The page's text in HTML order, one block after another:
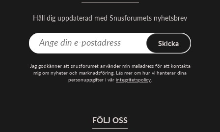
Håll dig uppdaterad med Snusforumets nyhetsbrev
Skicka
Jag godkänner att snusforumet använder min mailadress för att kontakta
mig om nyheter och marknadsföring. Läs mer om hur vi hanterar dina
personuppgifter i vår integritetspolicy.
FÖLJ OSS